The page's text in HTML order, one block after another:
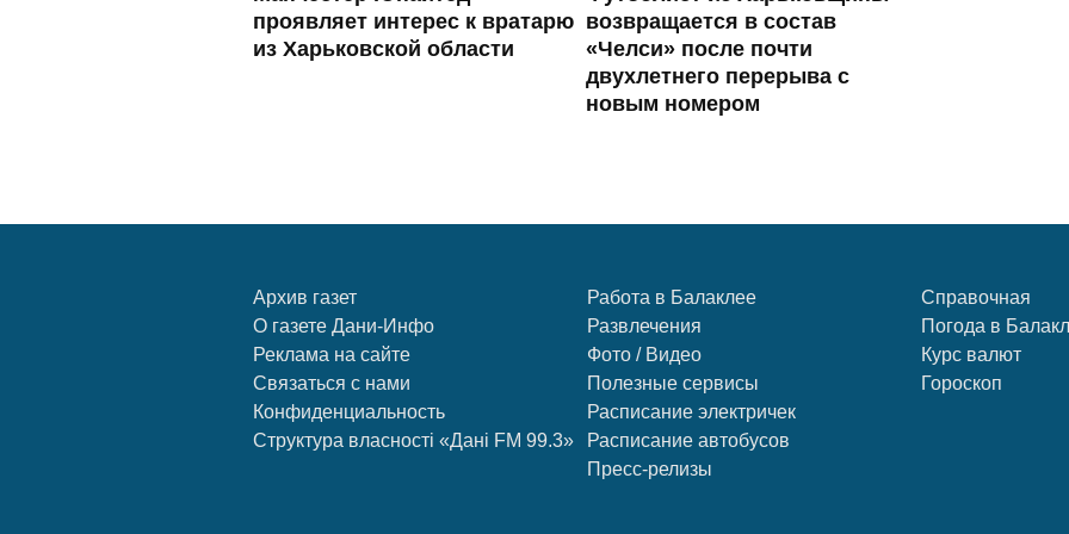
проявляет интерес к вратарю
из Харьковской области
возвращается в состав
«Челси» после почти
двухлетнего перерыва с
новым номером
Архив газет
О газете Дани-Инфо
Реклама на сайте
Связаться с нами
Конфиденциальность
Структура власності «Дані FM 99.3»
Работа в Балаклее
Развлечения
Фото / Видео
Полезные сервисы
Расписание электричек
Расписание автобусов
Пресс-релизы
Справочная
Погода в
Курс валют
Гороскоп